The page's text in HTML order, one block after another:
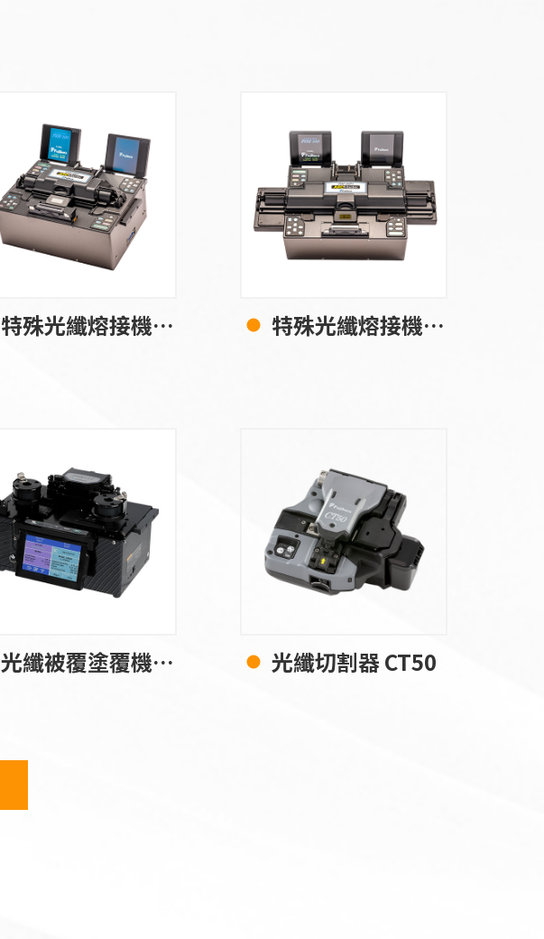
特殊光纖熔接機 FSM-100P 特殊光纖熔接機 FSM-100P+
光纖被覆塗覆機 FSR-117 光纖切割器 CT50